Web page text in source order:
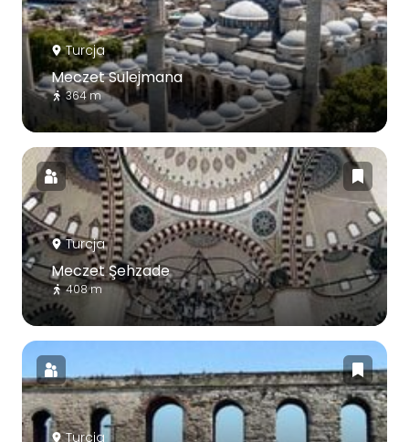
Turcja
Meczet Sulejmana
364 m
Turcja
Meczet Şehzade
408 m
Turcja